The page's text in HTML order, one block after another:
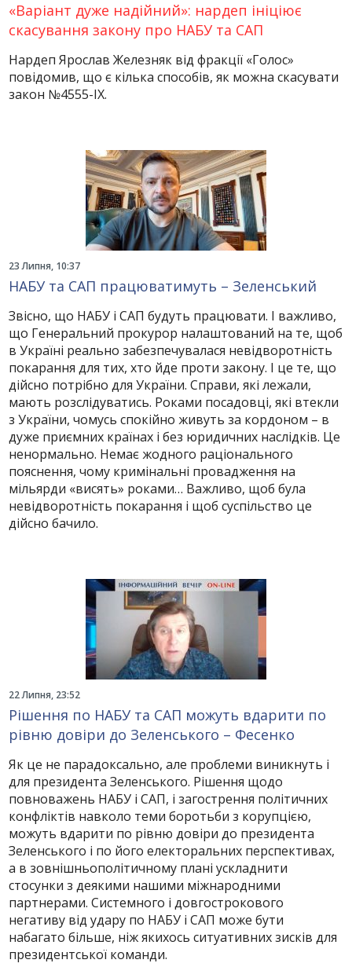
«Варіант дуже надійний»: нардеп ініціює
скасування закону про НАБУ та САП
Нардеп Ярослав Железняк від фракції «Голос»
повідомив, що є кілька способів, як можна скасувати
закон №4555-ІХ.
23 Липня, 10:37
НАБУ та САП працюватимуть – Зеленський
Звісно, що НАБУ і САП будуть працювати. І важливо,
що Генеральний прокурор налаштований на те, щоб
в Україні реально забезпечувалася невідворотність
покарання для тих, хто йде проти закону. І це те, що
дійсно потрібно для України. Справи, які лежали,
мають розслідуватись. Роками посадовці, які втекли
з України, чомусь спокійно живуть за кордоном – в
дуже приємних країнах і без юридичних наслідків. Це
ненормально. Немає жодного раціонального
пояснення, чому кримінальні провадження на
мільярди «висять» роками… Важливо, щоб була
невідворотність покарання і щоб суспільство це
дійсно бачило.
22 Липня, 23:52
Рішення по НАБУ та САП можуть вдарити по
рівню довіри до Зеленського – Фесенко
Як це не парадоксально, але проблеми виникнуть і
для президента Зеленського. Рішення щодо
повноважень НАБУ і САП, і загострення політичних
конфліктів навколо теми боротьби з корупцією,
можуть вдарити по рівню довіри до президента
Зеленського і по його електоральних перспективах,
а в зовнішньополітичному плані ускладнити
стосунки з деякими нашими міжнародними
партнерами. Системного і довгострокового
негативу від удару по НАБУ і САП може бути
набагато більше, ніж якихось ситуативних зисків для
президентської команди.